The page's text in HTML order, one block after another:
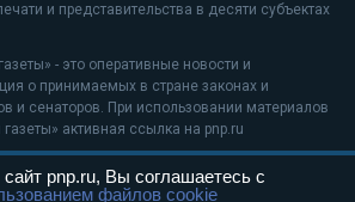
и представительства в десяти субъектах
- это оперативные новости и
о принимаемых в стране законах и
и сенаторов. При использовании материалов
активная ссылка на pnp.ru
применяютсярекомендательные
pnp.ru, Вы соглашаетесь с
файлов cookie